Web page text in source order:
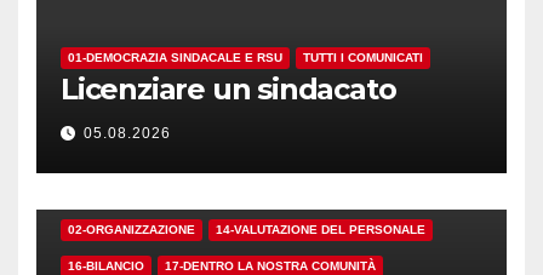
01-DEMOCRAZIA SINDACALE E RSU TUTTI I COMUNICATI
Licenziare un sindacato
05.08.2026
02-ORGANIZZAZIONE 14-VALUTAZIONE DEL PERSONALE
16-BILANCIO 17-DENTRO LA NOSTRA COMUNITÀ